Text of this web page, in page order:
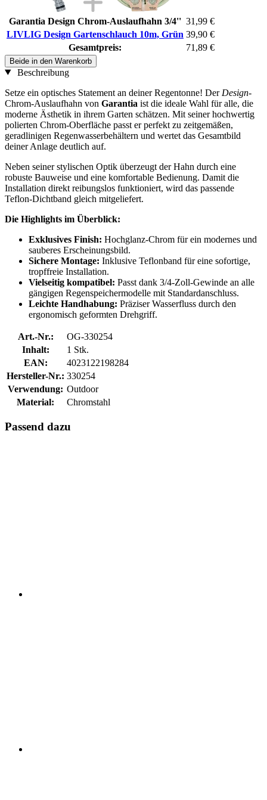
Garantia Design Chrom-Auslaufhahn 3/4'' 31,99 €
LIVLIG Design Gartenschlauch 10m, Grün 39,90 €
Gesamtpreis:
71,89 €
Beide in den Warenkorb
Beschreibung
Setze ein optisches Statement an deiner Regentonne! Der Design-
Chrom-Auslaufhahn von Garantia ist die ideale Wahl für alle, die
moderne Ästhetik in ihrem Garten schätzen. Mit seiner hochwertig
polierten Chrom-Oberfläche passt er perfekt zu zeitgemäßen,
geradlinigen Regenwasserbehältern und wertet das Gesamtbild
deiner Anlage deutlich auf.
Neben seiner stylischen Optik überzeugt der Hahn durch eine
robuste Bauweise und eine komfortable Bedienung. Damit die
Installation direkt reibungslos funktioniert, wird das passende
Teflon-Dichtband gleich mitgeliefert.
Die Highlights im Überblick:
Exklusives Finish: Hochglanz-Chrom für ein modernes und
sauberes Erscheinungsbild.
Sichere Montage: Inklusive Teflonband für eine sofortige,
tropffreie Installation.
Vielseitig kompatibel: Passt dank 3/4-Zoll-Gewinde an alle
gängigen Regenspeichermodelle mit Standardanschluss.
Leichte Handhabung: Präziser Wasserfluss durch den
ergonomisch geformten Drehgriff.
Art.-Nr.:
OG-330254
Inhalt:
1 Stk.
EAN:
4023122198284
Hersteller-Nr.: 330254
Verwendung: Outdoor
Material:
Chromstahl
Passend dazu